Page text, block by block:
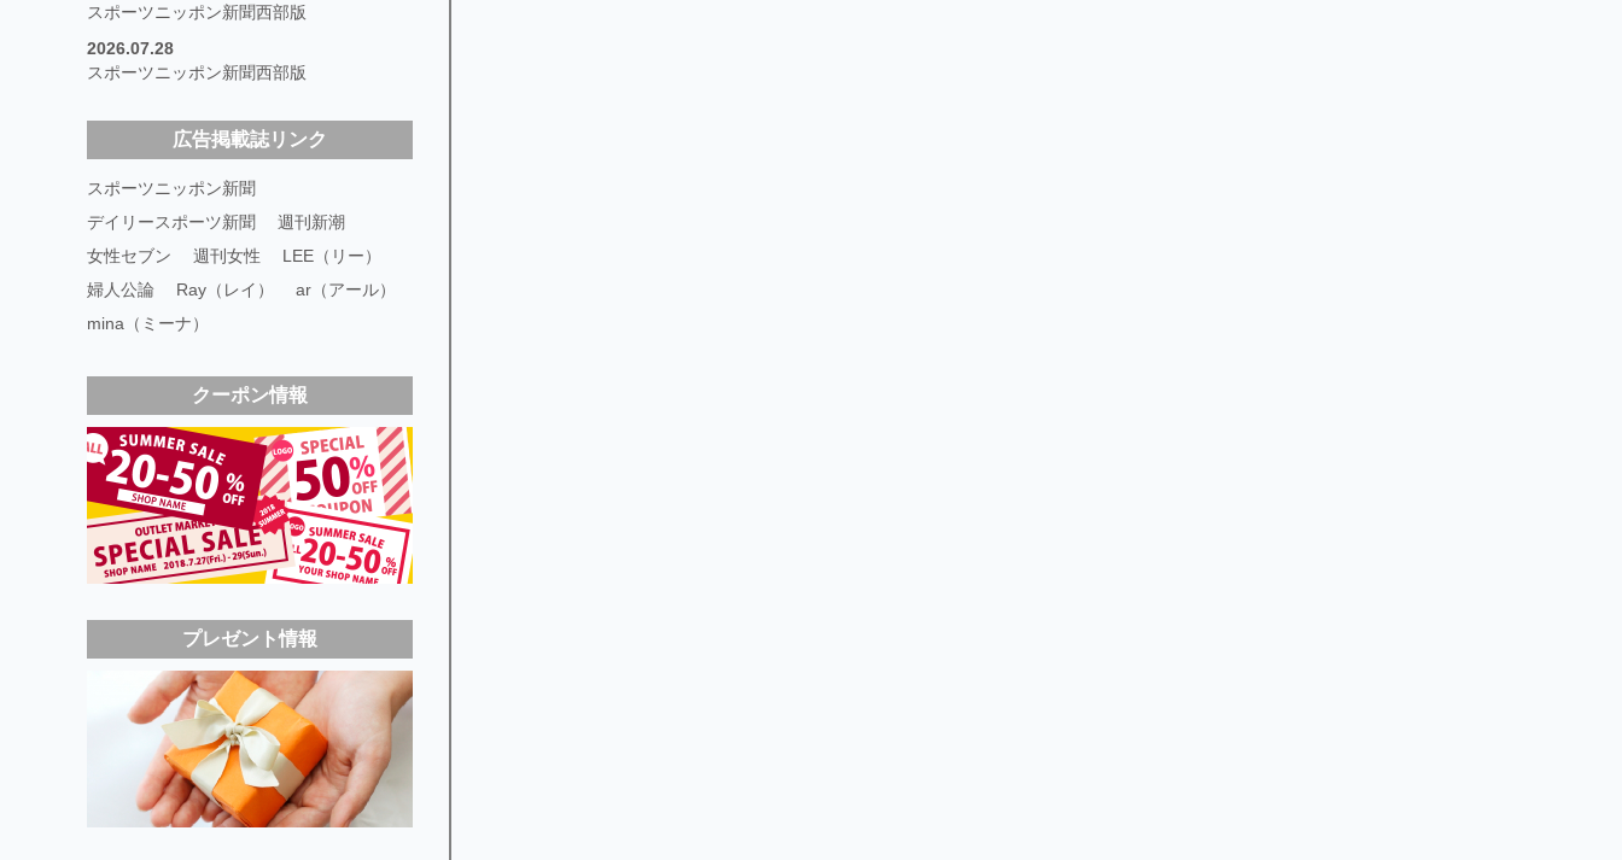
スポーツニッポン新聞西部版
2026.07.28
スポーツニッポン新聞西部版
広告掲載誌リンク
スポーツニッポン新聞
デイリースポーツ新聞
週刊新潮
女性セブン
週刊女性
LEE（リー）
婦人公論
Ray（レイ）
ar（アール）
mina（ミーナ）
クーポン情報
プレゼント情報